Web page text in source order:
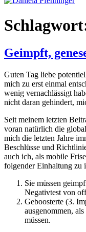
Geimpft,
Guten Tag liebe
mich zu erst einmal
wenig vernachlässigt
nicht daran gehindert,
Seit meinem letzten
voran natürlich die
mich die letzten Jahre
Beschlüsse und
auch ich, als mobile
folgender Einhaltung zu
Sie müssen
Negativtest von
Geboosterte (3.
ausgenommen,
müssen.